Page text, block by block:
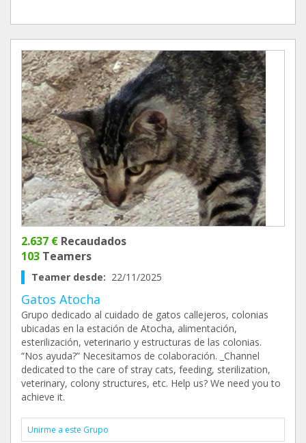
2.637 € Recaudados
103 Teamers
Teamer desde: 22/11/2025
Gatos Atocha
Grupo dedicado al cuidado de gatos callejeros, colonias
ubicadas en la estación de Atocha, alimentación,
esterilización, veterinario y estructuras de las colonias.
“Nos ayuda?” Necesitamos de colaboración. _Channel
dedicated to the care of stray cats, feeding, sterilization,
veterinary, colony structures, etc. Help us? We need you to
achieve it.
Unirme a este Grupo